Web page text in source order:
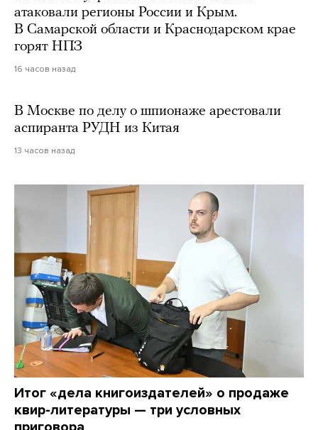
атаковали регионы России и Крым.
В Самарской области и Краснодарском крае
горят НПЗ
16 часов назад
В Москве по делу о шпионаже арестовали
аспиранта РУДН из Китая
13 часов назад
Итог «дела книгоиздателей» о продаже
квир-литературы — три условных